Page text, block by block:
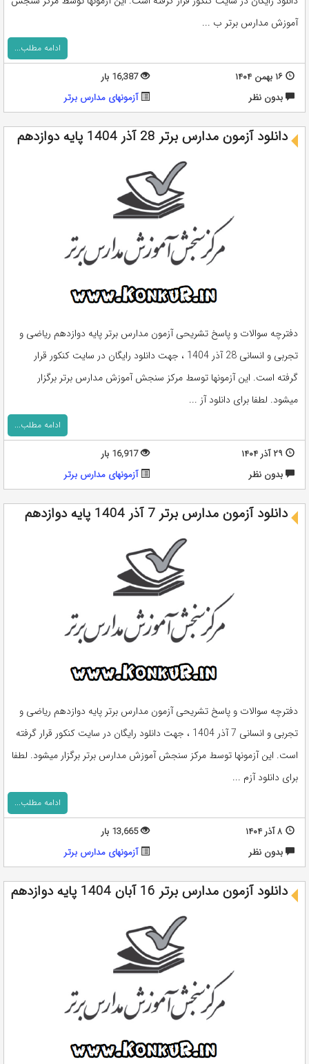
آموزش مدارس برتر ب ...
ادامه مطلب...
۱۶ بهمن ۱۴۰۴
16,387 بار
بدون نظر
آزمونهای مدارس برتر
دانلود آزمون مدارس برتر 28 آذر 1404 پایه دوازدهم
دفترچه سوالات و پاسخ تشریحی آزمون مدارس برتر پایه دوازدهم ریاضی و
تجربی و انسانی 28 آذر 1404 ، جهت دانلود رایگان در سایت کنکور قرار
گرفته است. این آزمونها توسط مرکز سنجش آموزش مدارس برتر برگزار
میشود. لطفا برای دانلود آز ...
ادامه مطلب...
۲۹ آذر ۱۴۰۴
16,917 بار
بدون نظر
آزمونهای مدارس برتر
دانلود آزمون مدارس برتر 7 آذر 1404 پایه دوازدهم
دفترچه سوالات و پاسخ تشریحی آزمون مدارس برتر پایه دوازدهم ریاضی و
تجربی و انسانی 7 آذر 1404 ، جهت دانلود رایگان در سایت کنکور قرار گرفته
است. این آزمونها توسط مرکز سنجش آموزش مدارس برتر برگزار میشود. لطفا
برای دانلود آزم ...
ادامه مطلب...
۸ آذر ۱۴۰۴
13,665 بار
بدون نظر
آزمونهای مدارس برتر
دانلود آزمون مدارس برتر 16 آبان 1404 پایه دوازدهم